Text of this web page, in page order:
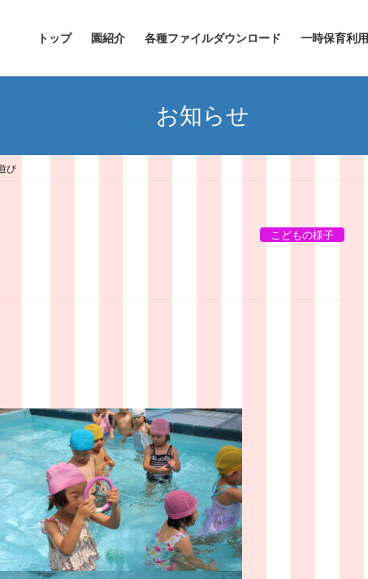
トップ 園紹介 各種ファイルダウンロード 一時保育利用
お知らせ
び
こどもの様子